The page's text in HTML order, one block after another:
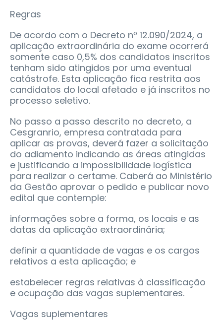
Regras
De acordo com o Decreto nº 12.090/2024, a
aplicação extraordinária do exame ocorrerá
somente caso 0,5% dos candidatos inscritos
tenham sido atingidos por uma eventual
catástrofe. Esta aplicação fica restrita aos
candidatos do local afetado e já inscritos no
processo seletivo.
No passo a passo descrito no decreto, a
Cesgranrio, empresa contratada para
aplicar as provas, deverá fazer a solicitação
do adiamento indicando as áreas atingidas
e justificando a impossibilidade logística
para realizar o certame. Caberá ao Ministério
da Gestão aprovar o pedido e publicar novo
edital que contemple:
informações sobre a forma, os locais e as
datas da aplicação extraordinária;
definir a quantidade de vagas e os cargos
relativos a esta aplicação; e
estabelecer regras relativas à classificação
e ocupação das vagas suplementares.
Vagas suplementares